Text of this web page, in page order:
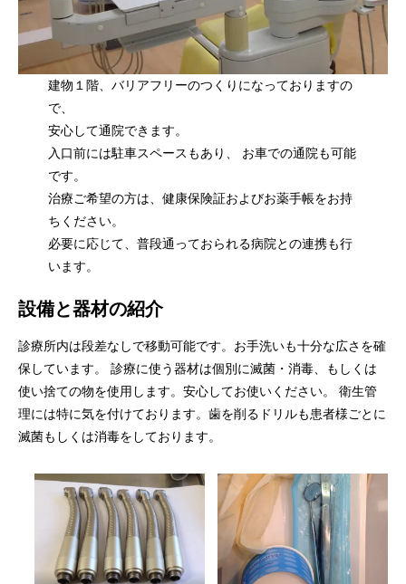
建物１階、バリアフリーのつくりになっておりますの
で、
安心して通院できます。
入口前には駐車スペースもあり、 お車での通院も可能
です。
治療ご希望の方は、健康保険証およびお薬手帳をお持
ちください。
必要に応じて、普段通っておられる病院との連携も行
います。
設備と器材の紹介
診療所内は段差なしで移動可能です。お手洗いも十分な広さを確
保しています。 診療に使う器材は個別に滅菌・消毒、もしくは
使い捨ての物を使用します。安心してお使いください。 衛生管
理には特に気を付けております。歯を削るドリルも患者様ごとに
滅菌もしくは消毒をしております。